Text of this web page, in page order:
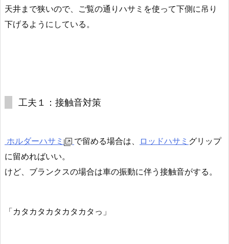
天井まで狭いので、ご覧の通りハサミを使って下側に吊り
下げるようにしている。
工夫１：接触音対策
ホルダーハサミ で留める場合は、 ロッドハサミ グリップ
に留めればいい。
けど、ブランクスの場合は車の振動に伴う接触音がする。
「カタカタカタカタカタっ」